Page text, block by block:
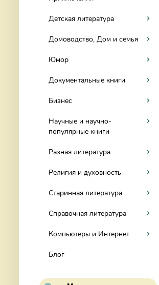
Детская литература
Домоводство, Дом и семья
Юмор
Документальные книги
Бизнес
Научные и научно-
популярные книги
Разная литература
Религия и духовность
Старинная литература
Справочная литература
Компьютеры и Интернет
Блог